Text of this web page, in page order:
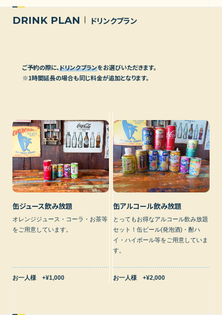
DRINK PLAN ドリンクプラン
ご予約の際に、ドリンクプランをお選びいただきます。
※1時間延長の場合も同じ料金が追加となります。
缶ジュース飲み放題
オレンジジュース・コーラ・お茶等
をご用意しています。
お一人様 +¥1,000
缶アルコール飲み放題
とってもお得なアルコール飲み放題
セット！缶ビール(発泡酒)・酎ハ
イ・ハイボール等をご用意していま
す。
お一人様 +¥2,000